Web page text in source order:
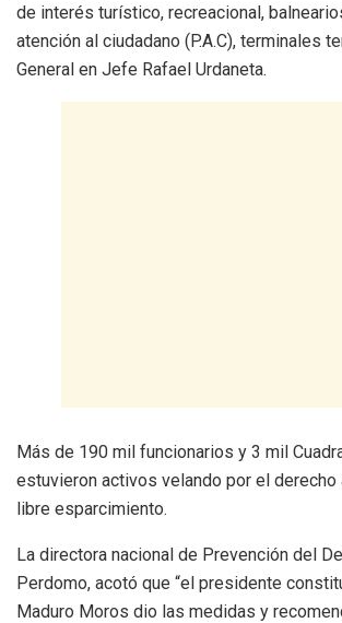
de interés turístico, recreacional,
atención al ciudadano (P.A.C), terminales
General en Jefe Rafael Urdaneta.
Más de 190 mil funcionarios y 3 mil
estuvieron activos velando por el derecho
libre esparcimiento.
La directora nacional de Prevención del
Perdomo, acotó que “el presidente
Maduro Moros dio las medidas y